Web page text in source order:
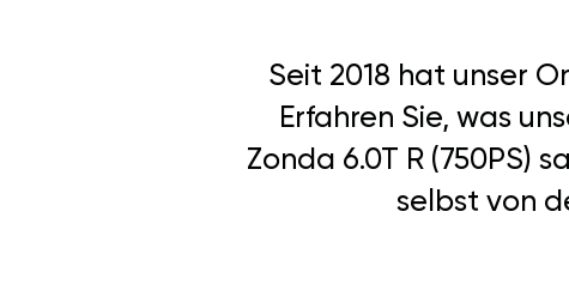
Seit 2018 hat unser
Erfahren Sie, was
Zonda 6.0T R (750PS)
selbst von